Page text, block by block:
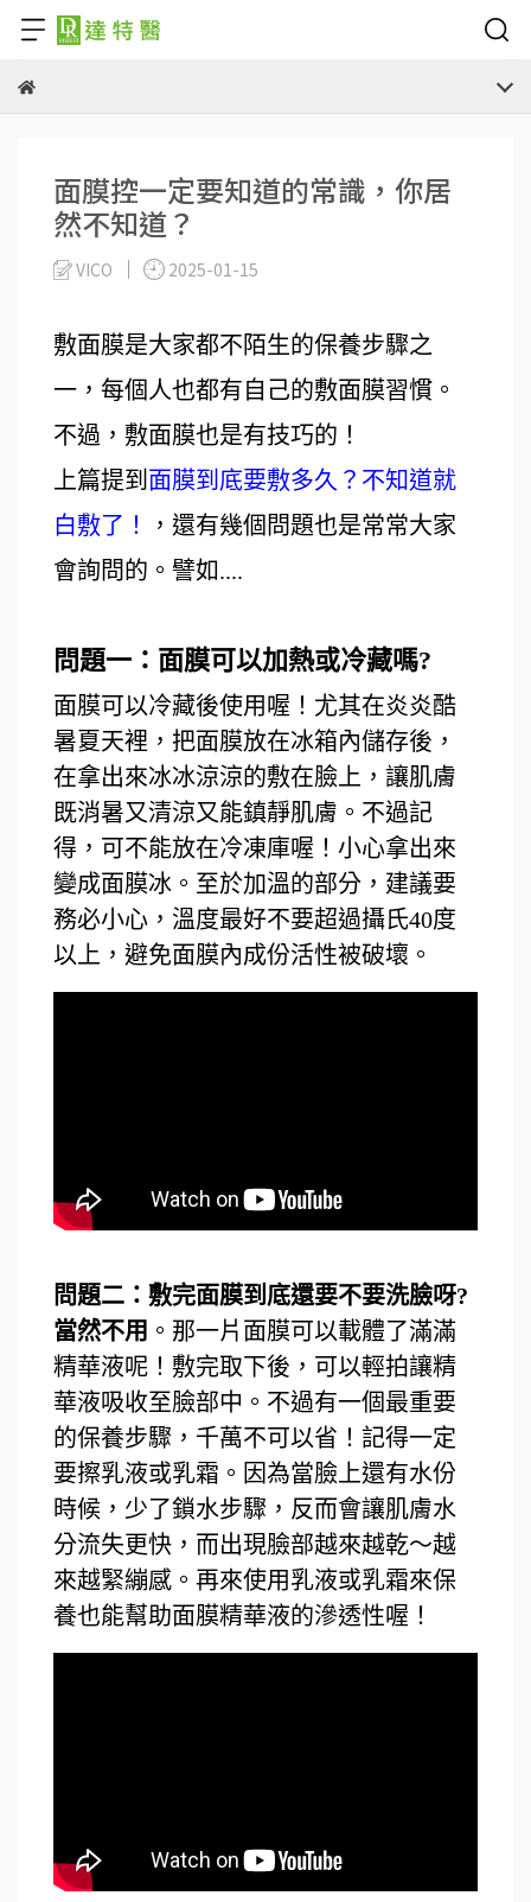
面膜控一定要知道的常識，你居
然不知道？
VICO 2025-01-15
敷面膜是大家都不陌生的保養步驟之
一，每個人也都有自己的敷面膜習慣。
不過，敷面膜也是有技巧的！
上篇提到 面膜到底要敷多久？不知道就
白敷了！
，還有幾個問題也是常常大家
會詢問的。譬如....
問題一：面膜可以加熱或冷藏嗎?
面膜可以冷藏後使用喔！尤其在炎炎酷
暑夏天裡，把面膜放在冰箱內儲存後，
在拿出來冰冰涼涼的敷在臉上，讓肌膚
既消暑又清涼又能鎮靜肌膚。不過記
得，可不能放在冷凍庫喔！小心拿出來
變成面膜冰。至於加溫的部分，建議要
務必小心，溫度最好不要超過攝氏40度
以上，避免面膜內成份活性被破壞。
問題二：敷完面膜到底還要不要洗臉呀?
當然不用 。那一片面膜可以載體了滿滿
精華液呢！敷完取下後，可以輕拍讓精
華液吸收至臉部中。不過有一個最重要
的保養步驟，千萬不可以省！記得一定
要擦乳液或乳霜。因為當臉上還有水份
時候，少了鎖水步驟，反而會讓肌膚水
分流失更快，而出現臉部越來越乾～越
來越緊繃感。再來使用乳液或乳霜來保
養也能幫助面膜精華液的滲透性喔！